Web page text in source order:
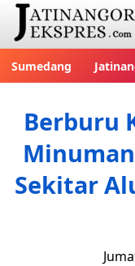
Sumedang
Berburu
Sekitar